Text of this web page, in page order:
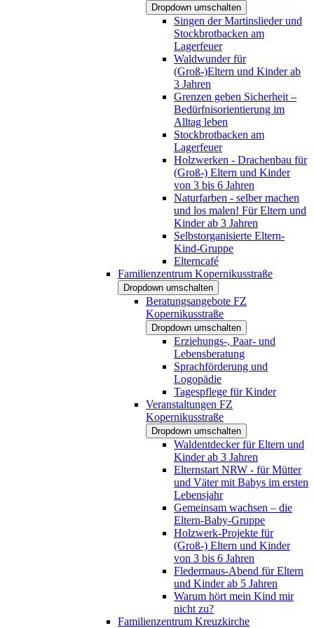
Dropdown umschalten
Singen der Martinslieder und
Stockbrotbacken am
Lagerfeuer
Waldwunder für
(Groß-)Eltern und Kinder ab
3 Jahren
Grenzen geben Sicherheit –
Bedürfnisorientierung im
Alltag leben
Stockbrotbacken am
Lagerfeuer
Holzwerken - Drachenbau für
(Groß-) Eltern und Kinder
von 3 bis 6 Jahren
Naturfarben - selber machen
und los malen! Für Eltern und
Kinder ab 3 Jahren
Selbstorganisierte Eltern-
Kind-Gruppe
Elterncafé
Familienzentrum Kopernikusstraße
Dropdown umschalten
Beratungsangebote FZ
Kopernikusstraße
Dropdown umschalten
Erziehungs-, Paar- und
Lebensberatung
Sprachförderung und
Logopädie
Tagespflege für Kinder
Veranstaltungen FZ
Kopernikusstraße
Dropdown umschalten
Waldentdecker für Eltern und
Kinder ab 3 Jahren
Elternstart NRW - für Mütter
und Väter mit Babys im ersten
Lebensjahr
Gemeinsam wachsen – die
Eltern-Baby-Gruppe
Holzwerk-Projekte für
(Groß-) Eltern und Kinder
von 3 bis 6 Jahren
Fledermaus-Abend für Eltern
und Kinder ab 5 Jahren
Warum hört mein Kind mir
nicht zu?
Familienzentrum Kreuzkirche